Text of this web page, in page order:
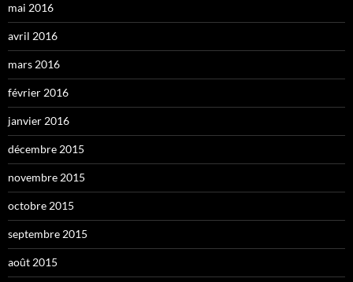
mai 2016
avril 2016
mars 2016
février 2016
janvier 2016
décembre 2015
novembre 2015
octobre 2015
septembre 2015
août 2015